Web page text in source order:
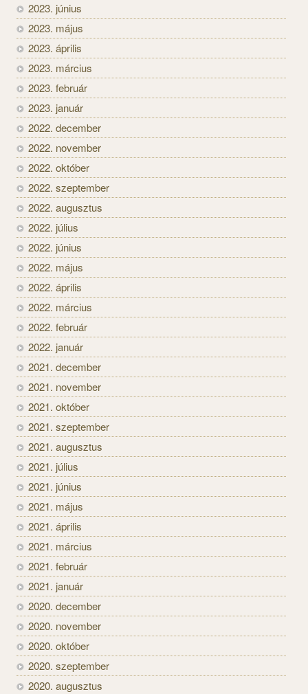
2023. június
2023. május
2023. április
2023. március
2023. február
2023. január
2022. december
2022. november
2022. október
2022. szeptember
2022. augusztus
2022. július
2022. június
2022. május
2022. április
2022. március
2022. február
2022. január
2021. december
2021. november
2021. október
2021. szeptember
2021. augusztus
2021. július
2021. június
2021. május
2021. április
2021. március
2021. február
2021. január
2020. december
2020. november
2020. október
2020. szeptember
2020. augusztus